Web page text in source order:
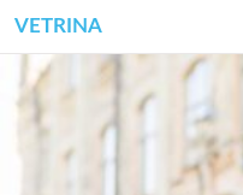
VETRINA